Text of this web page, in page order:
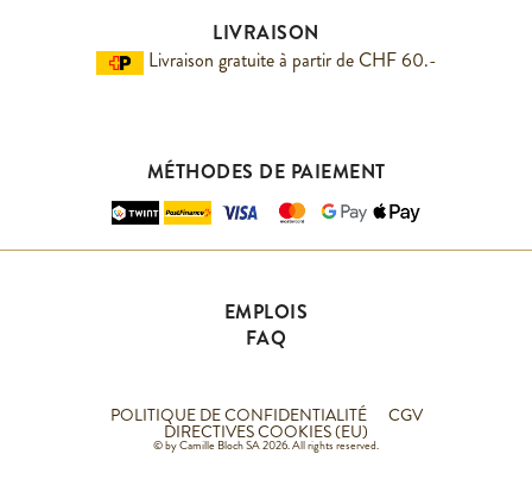
LIVRAISON
Livraison gratuite à partir de CHF 60.-
MÉTHODES DE PAIEMENT
EMPLOIS
FAQ
POLITIQUE DE CONFIDENTIALITÉ CGV
DIRECTIVES COOKIES (EU)
© by Camille Bloch SA 2026. All rights reserved.